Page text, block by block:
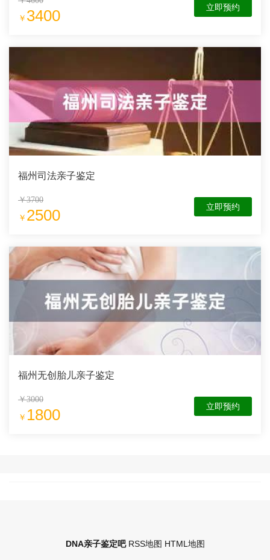
￥ 3400 立即预约
福州司法亲子鉴定
￥3700
￥ 2500 立即预约
福州无创胎儿亲子鉴定
￥3000
￥ 1800 立即预约
DNA亲子鉴定吧 RSS地图 HTML地图